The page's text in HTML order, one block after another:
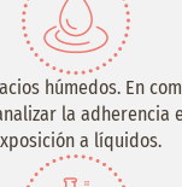
húmedos. En
la adherencia
a líquidos.